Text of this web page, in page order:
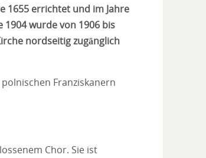
1655 errichtet und im Jahre
wurde von 1906 bis
nordseitig zugänglich
Franziskanern
Chor. Sie ist